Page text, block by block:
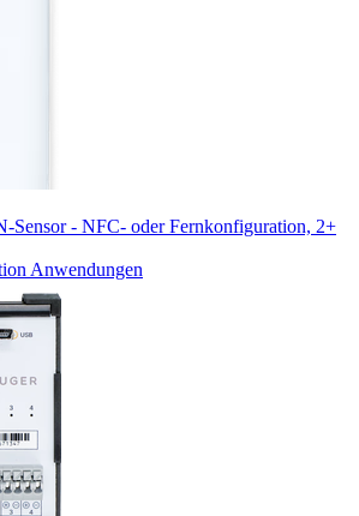
Sensor - NFC- oder Fernkonfiguration, 2+
Anwendungen